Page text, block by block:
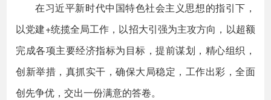
在习近平新时代中国特色社会主义思想的指引下，
以党建+统揽全局工作，以招大引强为主攻方向，以超额
完成各项主要经济指标为目标，提前谋划，精心组织，
创新举措，真抓实干，确保大局稳定，工作出彩，全面
创先争优，交出一份满意的答卷。